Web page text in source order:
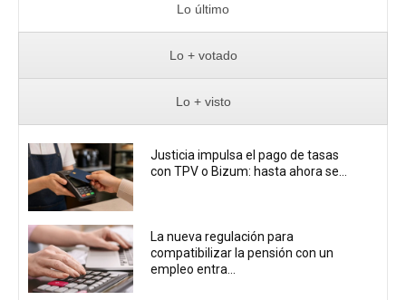
Lo último
Lo + votado
Lo + visto
Justicia impulsa el pago de tasas
con TPV o Bizum: hasta ahora se...
La nueva regulación para
compatibilizar la pensión con un
empleo entra...